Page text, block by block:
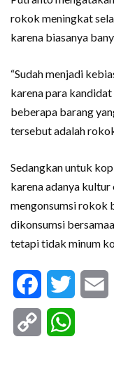
rokok meningkat
karena biasanya
“Sudah menjadi
karena para
beberapa barang
tersebut adalah
Sedangkan untuk
karena adanya
mengonsumsi rokok
dikonsumsi
tetapi tidak minum
FacebookTwitter
Copy